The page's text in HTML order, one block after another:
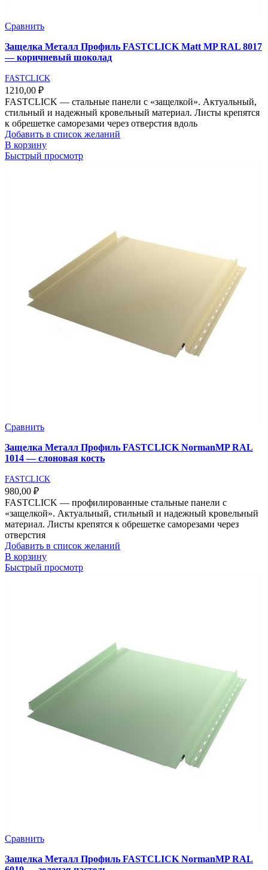
Сравнить
Защелка Металл Профиль FASTCLICK Matt MP RAL 8017
— коричневый шоколад
FASTCLICK
1210,00 ₽
FASTCLICK — стальные панели с «защелкой». Актуальный,
стильный и надежный кровельный материал. Листы крепятся
к обрешетке саморезами через отверстия вдоль
Добавить в список желаний
В корзину
Быстрый просмотр
Сравнить
Защелка Металл Профиль FASTCLICK NormanMP RAL
1014 — слоновая кость
FASTCLICK
980,00 ₽
FASTCLICK — профилированные стальные панели с
«защелкой». Актуальный, стильный и надежный кровельный
материал. Листы крепятся к обрешетке саморезами через
отверстия
Добавить в список желаний
В корзину
Быстрый просмотр
Сравнить
Защелка Металл Профиль FASTCLICK NormanMP RAL